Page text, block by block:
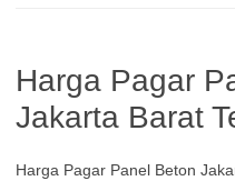
Harga Pagar
Jakarta Barat
Harga Pagar Panel Beton